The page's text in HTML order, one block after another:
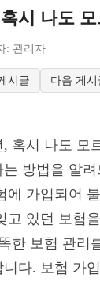
혹시 나도
: 관리자
시글 다음 게시
, 혹시 나도 모
는 방법을 알
에 가입되어
고 있던 보험
한 보험 관리
니다. 보험 가